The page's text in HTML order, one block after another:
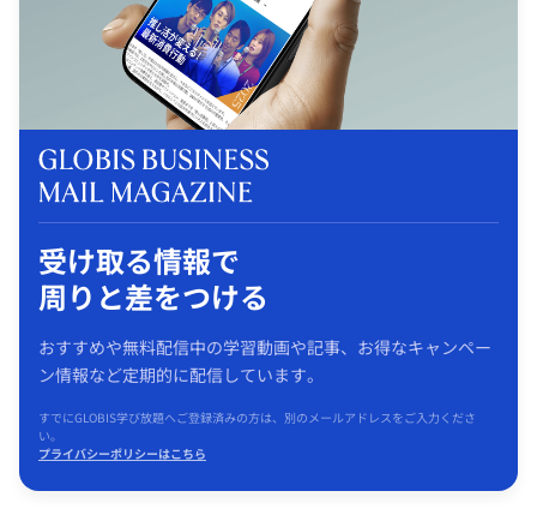
受け取る情報で
周りと差をつける
おすすめや無料配信中の学習動画や記事、お得なキャンペー
ン情報など定期的に配信しています。
すでにGLOBIS学び放題へご登録済みの方は、別のメールアドレスをご入力くださ
い。
プライバシーポリシーはこちら